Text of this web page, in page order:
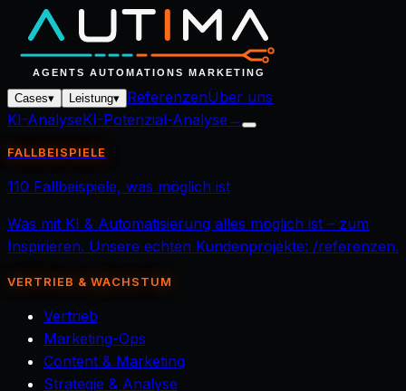
Cases▾ Leistung▾ ReferenzenÜber uns
KI-AnalyseKI-Potenzial-Analyse →
FALLBEISPIELE
110 Fallbeispiele, was möglich ist
Was mit KI & Automatisierung alles möglich ist – zum
Inspirieren. Unsere echten Kundenprojekte: /referenzen.
VERTRIEB & WACHSTUM
Vertrieb
Marketing-Ops
Content & Marketing
Strategie & Analyse